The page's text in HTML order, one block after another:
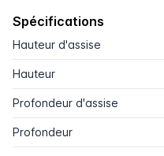
Spécifications
Hauteur d'assise
Hauteur
Profondeur d'assise
Profondeur